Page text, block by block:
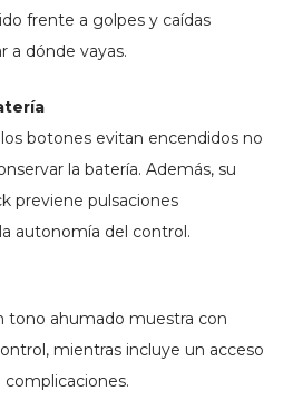
frente a golpes y caídas
a dónde vayas.
botones evitan encendidos no
la batería. Además, su
previene pulsaciones
autonomía del control.
tono ahumado muestra con
mientras incluye un acceso
complicaciones.